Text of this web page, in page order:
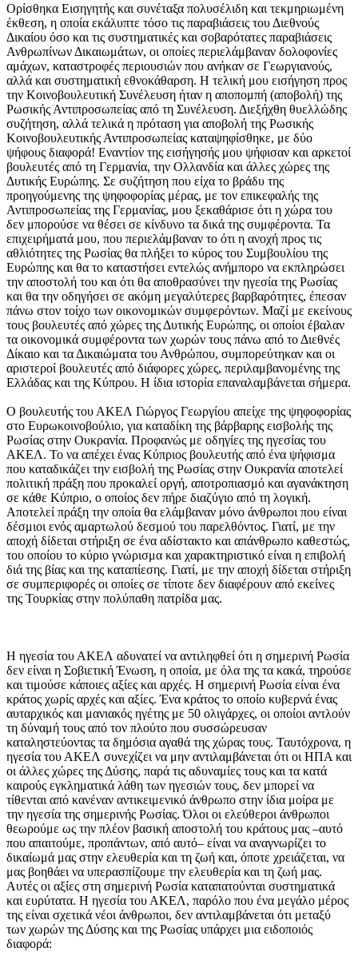
Ορίσθηκα Εισηγητής και συνέταξα πολυσέλιδη και τεκμηριωμένη
έκθεση, η οποία εκάλυπτε τόσο τις παραβιάσεις του Διεθνούς
Δικαίου όσο και τις συστηματικές και σοβαρότατες παραβιάσεις
Ανθρωπίνων Δικαιωμάτων, οι οποίες περιελάμβαναν δολοφονίες
αμάχων, καταστροφές περιουσιών που ανήκαν σε Γεωργιανούς,
αλλά και συστηματική εθνοκάθαρση. Η τελική μου εισήγηση προς
την Κοινοβουλευτική Συνέλευση ήταν η αποπομπή (αποβολή) της
Ρωσικής Αντιπροσωπείας από τη Συνέλευση. Διεξήχθη θυελλώδης
συζήτηση, αλλά τελικά η πρόταση για αποβολή της Ρωσικής
Κοινοβουλευτικής Αντιπροσωπείας καταψηφίσθηκε, με δύο
ψήφους διαφορά! Εναντίον της εισήγησής μου ψήφισαν και αρκετοί
βουλευτές από τη Γερμανία, την Ολλανδία και άλλες χώρες της
Δυτικής Ευρώπης. Σε συζήτηση που είχα το βράδυ της
προηγούμενης της ψηφοφορίας μέρας, με τον επικεφαλής της
Αντιπροσωπείας της Γερμανίας, μου ξεκαθάρισε ότι η χώρα του
δεν μπορούσε να θέσει σε κίνδυνο τα δικά της συμφέροντα. Τα
επιχειρήματά μου, που περιελάμβαναν το ότι η ανοχή προς τις
αθλιότητες της Ρωσίας θα πλήξει το κύρος του Συμβουλίου της
Ευρώπης και θα το καταστήσει εντελώς ανήμπορο να εκπληρώσει
την αποστολή του και ότι θα αποθρασύνει την ηγεσία της Ρωσίας
και θα την οδηγήσει σε ακόμη μεγαλύτερες βαρβαρότητες, έπεσαν
πάνω στον τοίχο των οικονομικών συμφερόντων. Μαζί με εκείνους
τους βουλευτές από χώρες της Δυτικής Ευρώπης, οι οποίοι έβαλαν
τα οικονομικά συμφέροντα των χωρών τους πάνω από το Διεθνές
Δίκαιο και τα Δικαιώματα του Ανθρώπου, συμπορεύτηκαν και οι
αριστεροί βουλευτές από διάφορες χώρες, περιλαμβανομένης της
Ελλάδας και της Κύπρου. Η ίδια ιστορία επαναλαμβάνεται σήμερα.
Ο βουλευτής του ΑΚΕΛ Γιώργος Γεωργίου απείχε της ψηφοφορίας
στο Ευρωκοινοβούλιο, για καταδίκη της βάρβαρης εισβολής της
Ρωσίας στην Ουκρανία. Προφανώς με οδηγίες της ηγεσίας του
ΑΚΕΛ. Το να απέχει ένας Κύπριος βουλευτής από ένα ψήφισμα
που καταδικάζει την εισβολή της Ρωσίας στην Ουκρανία αποτελεί
πολιτική πράξη που προκαλεί οργή, αποτροπιασμό και αγανάκτηση
σε κάθε Κύπριο, ο οποίος δεν πήρε διαζύγιο από τη λογική.
Αποτελεί πράξη την οποία θα ελάμβαναν μόνο άνθρωποι που είναι
δέσμιοι ενός αμαρτωλού δεσμού του παρελθόντος. Γιατί, με την
αποχή δίδεται στήριξη σε ένα αδίστακτο και απάνθρωπο καθεστώς,
του οποίου το κύριο γνώρισμα και χαρακτηριστικό είναι η επιβολή
διά της βίας και της καταπίεσης. Γιατί, με την αποχή δίδεται στήριξη
σε συμπεριφορές οι οποίες σε τίποτε δεν διαφέρουν από εκείνες
της Τουρκίας στην πολύπαθη πατρίδα μας.
Η ηγεσία του ΑΚΕΛ αδυνατεί να αντιληφθεί ότι η σημερινή Ρωσία
δεν είναι η Σοβιετική Ένωση, η οποία, με όλα της τα κακά, τηρούσε
και τιμούσε κάποιες αξίες και αρχές. Η σημερινή Ρωσία είναι ένα
κράτος χωρίς αρχές και αξίες. Ένα κράτος το οποίο κυβερνά ένας
αυταρχικός και μανιακός ηγέτης με 50 ολιγάρχες, οι οποίοι αντλούν
τη δύναμή τους από τον πλούτο που συσσώρευσαν
καταληστεύοντας τα δημόσια αγαθά της χώρας τους. Ταυτόχρονα, η
ηγεσία του ΑΚΕΛ συνεχίζει να μην αντιλαμβάνεται ότι οι ΗΠΑ και
οι άλλες χώρες της Δύσης, παρά τις αδυναμίες τους και τα κατά
καιρούς εγκληματικά λάθη των ηγεσιών τους, δεν μπορεί να
τίθενται από κανέναν αντικειμενικό άνθρωπο στην ίδια μοίρα με
την ηγεσία της σημερινής Ρωσίας. Όλοι οι ελεύθεροι άνθρωποι
θεωρούμε ως την πλέον βασική αποστολή του κράτους μας –αυτό
που απαιτούμε, προπάντων, από αυτό– είναι να αναγνωρίζει το
δικαίωμά μας στην ελευθερία και τη ζωή και, όποτε χρειάζεται, να
μας βοηθάει να υπερασπίζουμε την ελευθερία και τη ζωή μας.
Αυτές οι αξίες στη σημερινή Ρωσία καταπατούνται συστηματικά
και ευρύτατα. Η ηγεσία του ΑΚΕΛ, παρόλο που ένα μεγάλο μέρος
της είναι σχετικά νέοι άνθρωποι, δεν αντιλαμβάνεται ότι μεταξύ
των χωρών της Δύσης και της Ρωσίας υπάρχει μια ειδοποιός
διαφορά: